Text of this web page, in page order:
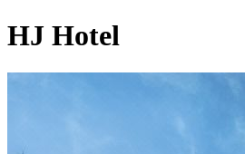
HJ Hotel